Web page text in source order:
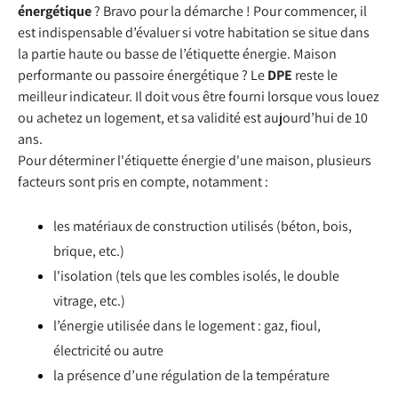
énergétique? Bravo pour la démarche ! Pour commencer, il
est indispensable d’évaluer si votre habitation se situe dans
la partie haute ou basse de l’étiquette énergie. Maison
performante ou passoire énergétique ? LeDPE reste le
meilleur indicateur. Il doit vous être fourni lorsque vous louez
ou achetez un logement, et sa validité est aujourd’hui de 10
ans.
Pour déterminer l'étiquette énergie d'une maison, plusieurs
facteurs sont pris en compte, notamment :
les matériaux de construction utilisés (béton, bois,
brique, etc.)
l'isolation (tels que les combles isolés, le double
vitrage, etc.)
l’énergie utilisée dans le logement : gaz, fioul,
électricité ou autre
la présence d’une régulation de la température